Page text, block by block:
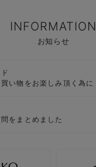
INFORMATION
お知らせ
い物をお楽しみ頂く為に
をまとめました